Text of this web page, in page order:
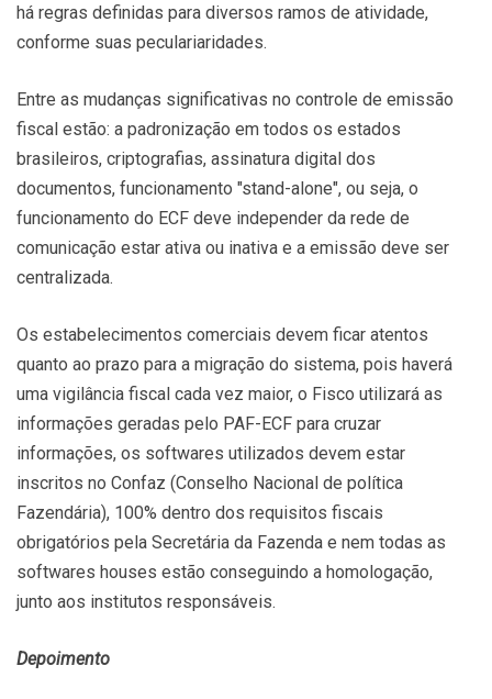
há regras definidas para diversos ramos de atividade,
conforme suas peculariaridades.
Entre as mudanças significativas no controle de emissão
fiscal estão: a padronização em todos os estados
brasileiros, criptografias, assinatura digital dos
documentos, funcionamento "stand-alone", ou seja, o
funcionamento do ECF deve independer da rede de
comunicação estar ativa ou inativa e a emissão deve ser
centralizada.
Os estabelecimentos comerciais devem ficar atentos
quanto ao prazo para a migração do sistema, pois haverá
uma vigilância fiscal cada vez maior, o Fisco utilizará as
informações geradas pelo PAF-ECF para cruzar
informações, os softwares utilizados devem estar
inscritos no Confaz (Conselho Nacional de política
Fazendária), 100% dentro dos requisitos fiscais
obrigatórios pela Secretária da Fazenda e nem todas as
softwares houses estão conseguindo a homologação,
junto aos institutos responsáveis.
Depoimento